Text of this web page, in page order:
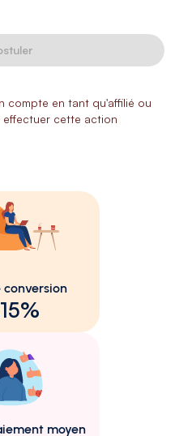
compte en tant qu'affilié ou
cette action
conversion
moyen